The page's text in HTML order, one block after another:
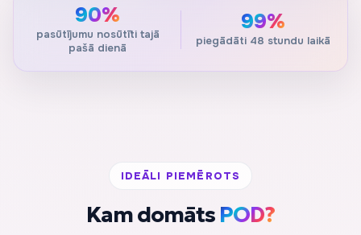
90%
pasūtījumu nosūtīti tajā
pašā dienā
99%
piegādāti 48 stundu laikā
IDEĀLI PIEMĒROTS
Kam domāts POD?